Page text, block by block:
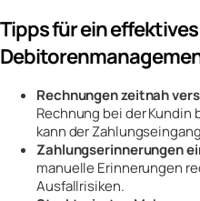
Tipps für ein effektives
Rechnungen zeitnah
Rechnung bei der Kundin
kann der
Zahlungserinnerungen
manuelle Erinnerungen
Ausfallrisiken.